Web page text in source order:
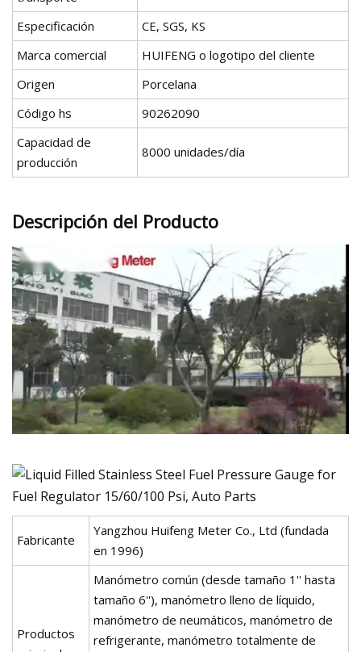
Especificación
CE, SGS, KS
Marca comercial
HUIFENG o logotipo del cliente
Origen
Porcelana
Código hs
90262090
Capacidad de
producción
8000 unidades/día
Descripción del Producto
Fabricante
Yangzhou Huifeng Meter Co., Ltd (fundada
en 1996)
Productos
Manómetro común (desde tamaño 1'' hasta
tamaño 6''), manómetro lleno de líquido,
manómetro de neumáticos, manómetro de
refrigerante, manómetro totalmente de